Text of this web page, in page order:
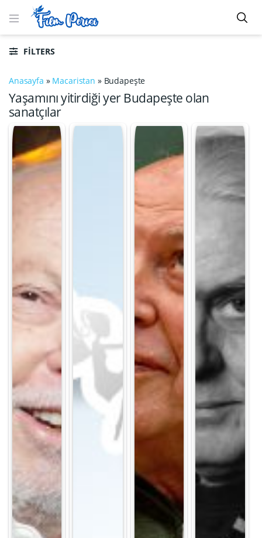
FILTERS
Anasayfa » Macaristan » Budapeşte
Yaşamını yitirdiği yer Budapeşte olan
sanatçılar